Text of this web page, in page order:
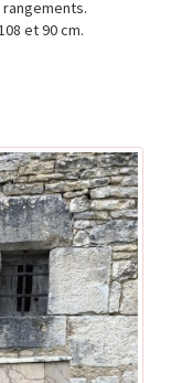
et 90 cm.